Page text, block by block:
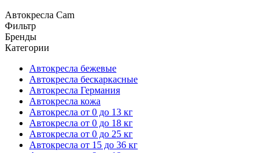
Автокресла Cam
Фильтр
Бренды
Категории
Автокресла бежевые
Автокресла бескаркасные
Автокресла Германия
Автокресла кожа
Автокресла от 0 до 13 кг
Автокресла от 0 до 18 кг
Автокресла от 0 до 25 кг
Автокресла от 15 до 36 кг